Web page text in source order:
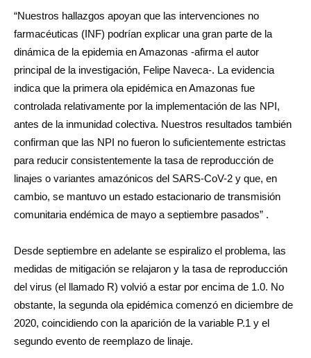
“Nuestros hallazgos apoyan que las intervenciones no
farmacéuticas (INF) podrían explicar una gran parte de la
dinámica de la epidemia en Amazonas -afirma el autor
principal de la investigación, Felipe Naveca-. La evidencia
indica que la primera ola epidémica en Amazonas fue
controlada relativamente por la implementación de las NPI,
antes de la inmunidad colectiva. Nuestros resultados también
confirman que las NPI no fueron lo suficientemente estrictas
para reducir consistentemente la tasa de reproducción de
linajes o variantes amazónicos del SARS-CoV-2 y que, en
cambio, se mantuvo un estado estacionario de transmisión
comunitaria endémica de mayo a septiembre pasados” .
Desde septiembre en adelante se espiralizo el problema, las
medidas de mitigación se relajaron y la tasa de reproducción
del virus (el llamado R) volvió a estar por encima de 1.0. No
obstante, la segunda ola epidémica comenzó en diciembre de
2020, coincidiendo con la aparición de la variable P.1 y el
segundo evento de reemplazo de linaje.